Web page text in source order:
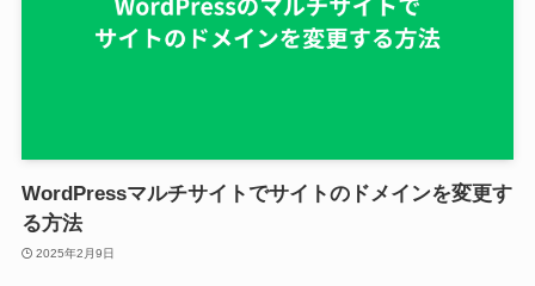
WordPressマルチサイトでサイトのドメインを変更す
る方法
2025年2月9日